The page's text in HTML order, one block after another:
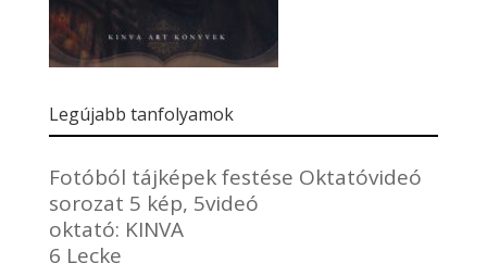
Legújabb tanfolyamok
Fotóból tájképek festése Oktatóvideó
sorozat 5 kép, 5videó
oktató: KINVA
6 Lecke